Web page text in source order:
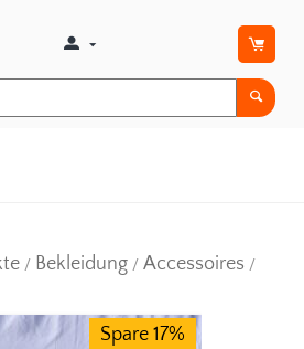
/ Bekleidung / Accessoires /
Spare 17%